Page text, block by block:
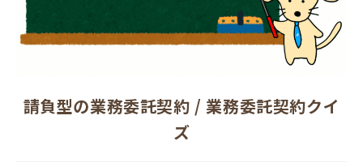
請負型の業務委託契約 / 業務委託契約クイ
ズ